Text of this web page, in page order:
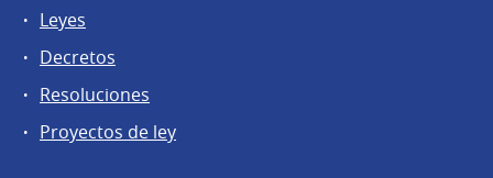
Leyes
Decretos
Resoluciones
Proyectos de ley